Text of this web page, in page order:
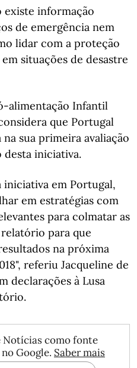
existe informação
de emergência nem
lidar com a proteção
situações de desastre
alimentação Infantil
que Portugal
sua primeira avaliação
iniciativa.
em Portugal,
em estratégias com
para colmatar as
para que
na próxima
referiu Jacqueline de
declarações à Lusa
Notícias como fonte
Google. Saber mais